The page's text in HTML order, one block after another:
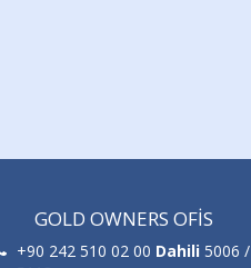
GOLD OWNERS OFİS
+90 242 510 02 00 Dahili 5006 /